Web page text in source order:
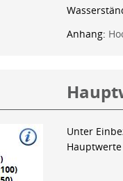
Anhang:
Unter